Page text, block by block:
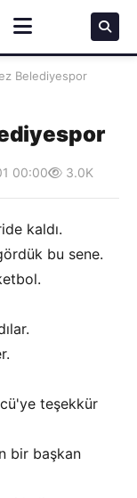
Belediyespor
00:00 3.0K
kaldı.
bu sene.
teşekkür
bir başkan